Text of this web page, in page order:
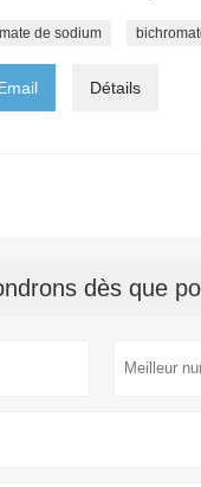
de sodium
Détails
dès que